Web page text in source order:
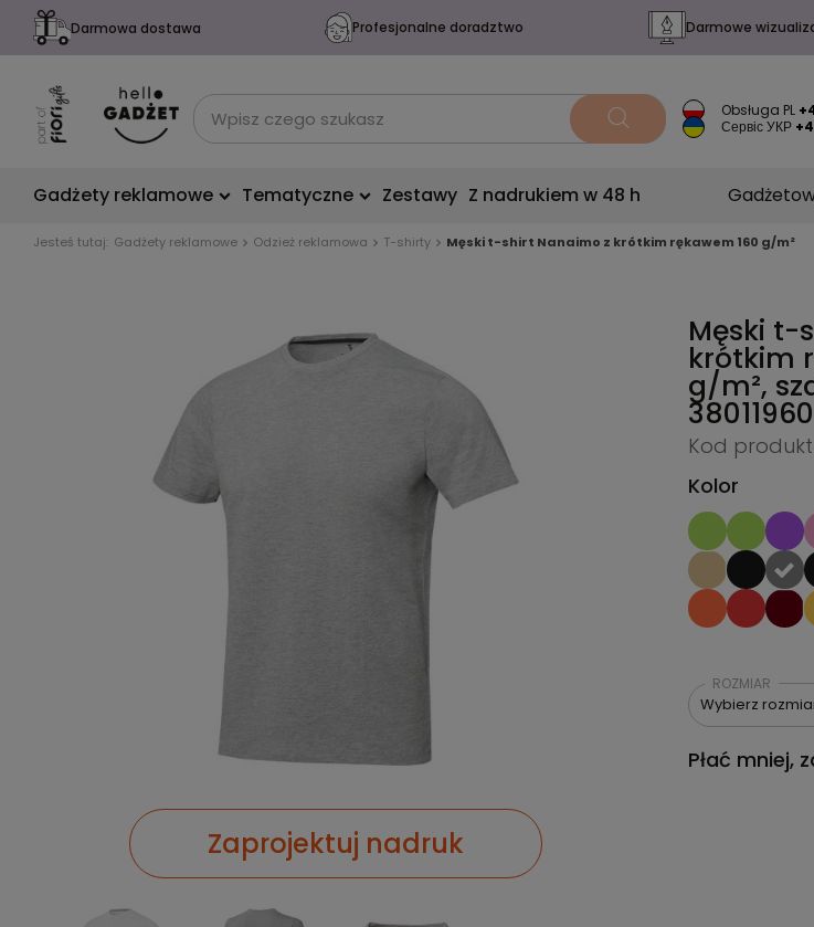
Darmowa dostawa Profesjonalne doradztwo Darmowe
Obsługa PL
Сервіс УКР
Gadżety reklamowe Tematyczne Zestawy Z nadrukiem w 48 h
Jesteś tutaj: Gadżety reklamowe Odzież reklamowa T-shirty Męski t-shirt Nanaimo z krótkim rękawem 160 g/m²
Zaprojektuj nadruk
Męski t-
krótkim
g/m²,
38011960
Kod
Kolor
ROZMIAR
Wybierz
Płać mniej,